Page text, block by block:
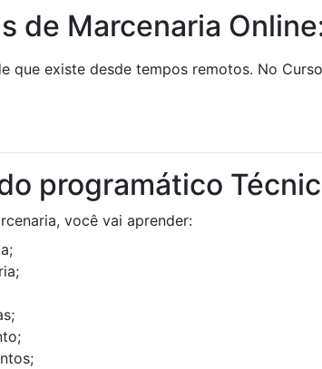
de Marcenaria
que existe desde tempos remotos. No
programático
você vai aprender: